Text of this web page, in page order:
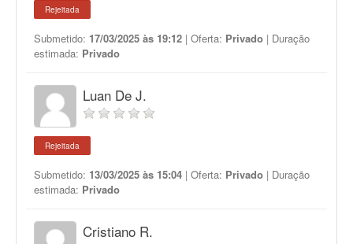
Rejeitada
Submetido: 17/03/2025 às 19:12 | Oferta: Privado | Duração
estimada: Privado
Luan De J.
Rejeitada
Submetido: 13/03/2025 às 15:04 | Oferta: Privado | Duração
estimada: Privado
Cristiano R.